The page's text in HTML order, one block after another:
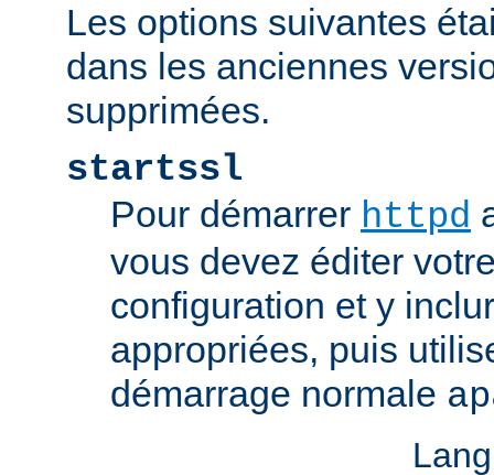
Les options suivantes
dans les anciennes
supprimées.
startssl
Pour démarrer httpd
vous devez éditer
configuration et y
appropriées, puis
démarrage normale